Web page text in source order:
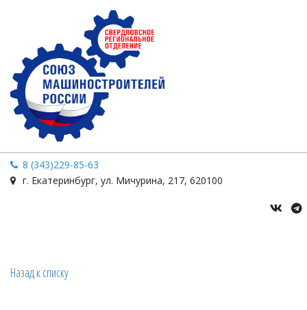
8 (343)229-85-63
г. Екатеринбург, ул. Мичурина, 217, 620100
Назад к списку